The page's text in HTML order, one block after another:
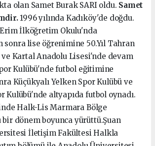
olan Samet Burak SARI oldu. Samet
1996 yılında Kadıköy'de doğdu.
İlköğretim Okulu'nda
sonra lise öğrenimine 50.Yıl Tahran
Kartal Anadolu Lisesi'nde devam
Kulübü'nde futbol eğitimine
Küçükyalı Yelken Spor Kulübü ve
Kulübü'nde altyapıda futbol oynadı.
Halk-Lis Marmara Bölge
bir dönem boyunca yürüttü.Şuan
İletişim Fakültesi Halkla